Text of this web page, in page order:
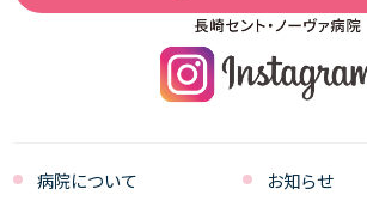
病院について
お知らせ